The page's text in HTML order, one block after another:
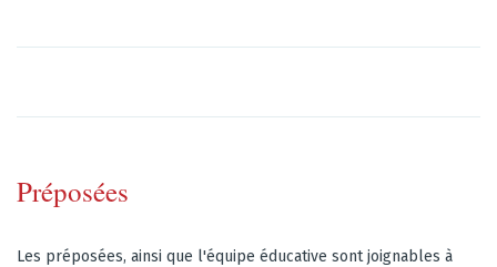
Préposées
Les préposées, ainsi que l'équipe éducative sont joignables à